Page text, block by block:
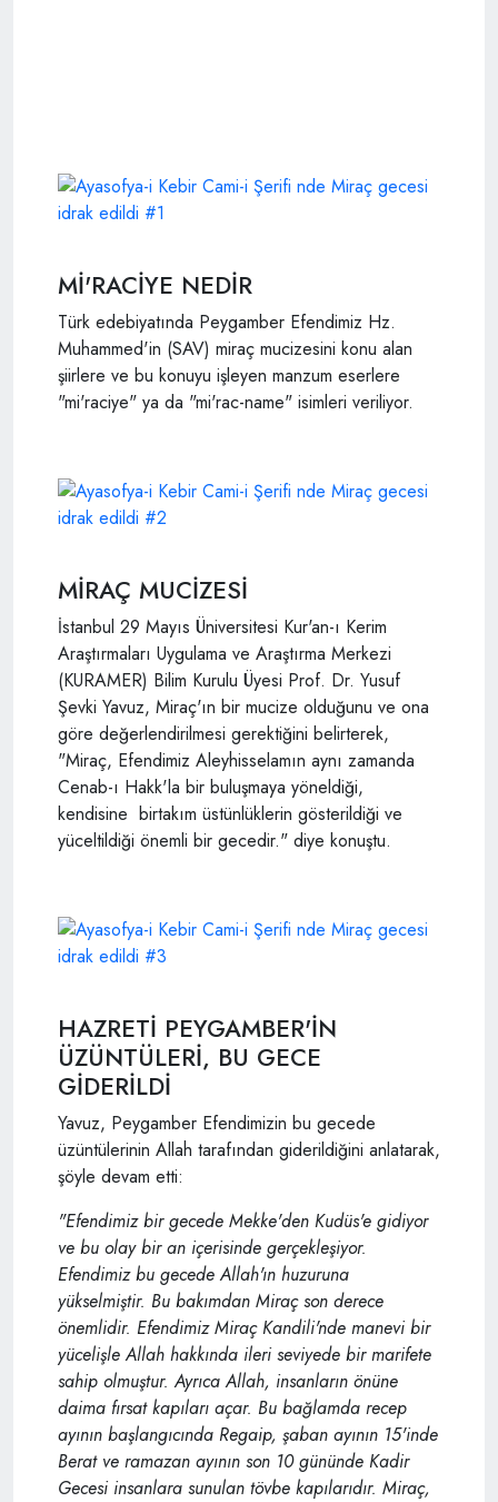
Mİ'RACİYE NEDİR
Türk edebiyatında Peygamber Efendimiz Hz.
Muhammed'in (SAV) miraç mucizesini konu alan
şiirlere ve bu konuyu işleyen manzum eserlere
"mi'raciye" ya da "mi'rac-name" isimleri veriliyor.
MİRAÇ MUCİZESİ
İstanbul 29 Mayıs Üniversitesi Kur'an-ı Kerim
Araştırmaları Uygulama ve Araştırma Merkezi
(KURAMER) Bilim Kurulu Üyesi Prof. Dr. Yusuf
Şevki Yavuz, Miraç'ın bir mucize olduğunu ve ona
göre değerlendirilmesi gerektiğini belirterek,
"Miraç, Efendimiz Aleyhisselamın aynı zamanda
Cenab-ı Hakk'la bir buluşmaya yöneldiği,
kendisine birtakım üstünlüklerin gösterildiği ve
yüceltildiği önemli bir gecedir." diye konuştu.
HAZRETİ PEYGAMBER'İN
ÜZÜNTÜLERİ, BU GECE
GİDERİLDİ
Yavuz, Peygamber Efendimizin bu gecede
üzüntülerinin Allah tarafından giderildiğini anlatarak,
şöyle devam etti:
"Efendimiz bir gecede Mekke'den Kudüs'e gidiyor
ve bu olay bir an içerisinde gerçekleşiyor.
Efendimiz bu gecede Allah'ın huzuruna
yükselmiştir. Bu bakımdan Miraç son derece
önemlidir. Efendimiz Miraç Kandili'nde manevi bir
yücelişle Allah hakkında ileri seviyede bir marifete
sahip olmuştur. Ayrıca Allah, insanların önüne
daima fırsat kapıları açar. Bu bağlamda recep
ayının başlangıcında Regaip, şaban ayının 15'inde
Berat ve ramazan ayının son 10 gününde Kadir
Gecesi insanlara sunulan tövbe kapılarıdır. Miraç,